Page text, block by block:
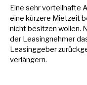
Eine sehr vorteilhafte
eine kürzere Mietzeit
nicht besitzen wollen.
der Leasingnehmer
Leasinggeber
verlängern.